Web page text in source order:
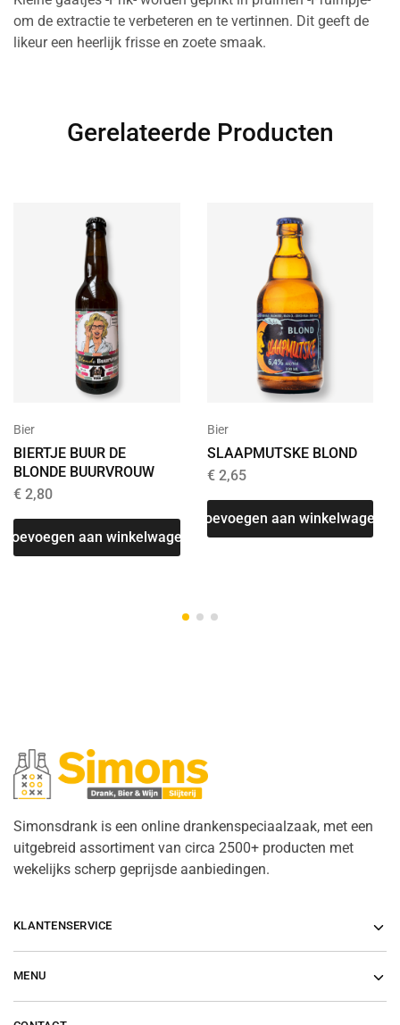
om de extractie te verbeteren en te vertinnen. Dit geeft de
likeur een heerlijk frisse en zoete smaak.
Gerelateerde Producten
Bier
BIERTJE BUUR DE
BLONDE BUURVROUW
€ 2,80
Toevoegen aan winkelwagen
Bier
SLAAPMUTSKE BLOND
€2,65
Toevoegen aan winkelwagen
Simonsdrank is een online drankenspeciaalzaak, met een
uitgebreid assortiment van circa 2500+ producten met
wekelijks scherp geprijsde aanbiedingen.
KLANTENSERVICE
MENU